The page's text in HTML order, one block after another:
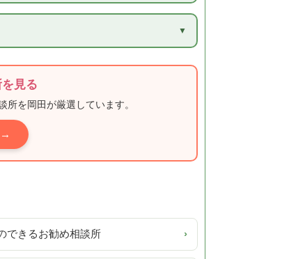
見る
を岡田が厳選しています。
→
できるお勧め相談所 ›